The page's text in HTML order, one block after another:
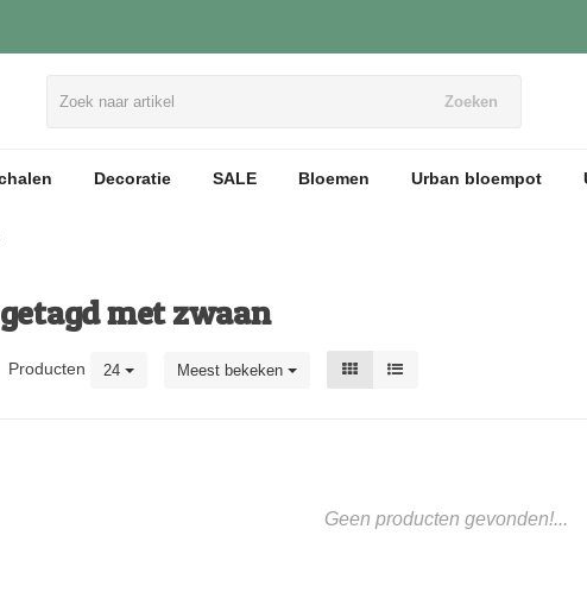
Zoeken
Decoratie SALE Bloemen Urban bloempot
met zwaan
Producten 24 Meest bekeken
Geen producten gevonden!...